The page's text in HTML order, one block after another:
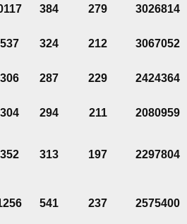
384 279 3026814
324 212 3067052
287 229 2424364
294 211 2080959
313 197 2297804
541 237 2575400